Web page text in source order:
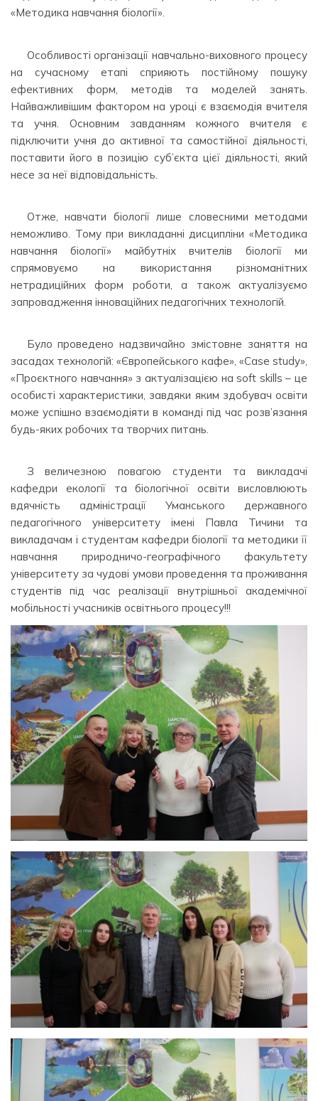
«Методика навчання біології».
Особливості організації навчально-виховного процесу
на сучасному етапі сприяють постійному пошуку
ефективних форм, методів та моделей занять.
Найважливішим фактором на уроці є взаємодія вчителя
та учня. Основним завданням кожного вчителя є
підключити учня до активної та самостійної діяльності,
поставити його в позицію суб’єкта цієї діяльності, який
несе за неї відповідальність.
Отже, навчати біології лише словесними методами
неможливо. Тому при викладанні дисципліни «Методика
навчання біології» майбутніх вчителів біології ми
спрямовуємо на використання різноманітних
нетрадиційних форм роботи, а також актуалізуємо
запровадження інноваційних педагогічних технологій.
Було проведено надзвичайно змістовне заняття на
засадах технологій: «Європейського кафе», «Case study»,
«Проєктного навчання» з актуалізацією на soft skills – це
особисті характеристики, завдяки яким здобувач освіти
може успішно взаємодіяти в команді під час розв’язання
будь-яких робочих та творчих питань.
З величезною повагою студенти та викладачі
кафедри екології та біологічної освіти висловлюють
вдячність адміністрації Уманського державного
педагогічного університету імені Павла Тичини та
викладачам і студентам кафедри біології та методики її
навчання природничо-географічного факультету
університету за чудові умови проведення та проживання
студентів під час реалізації внутрішньої академічної
мобільності учасників освітнього процесу!!!